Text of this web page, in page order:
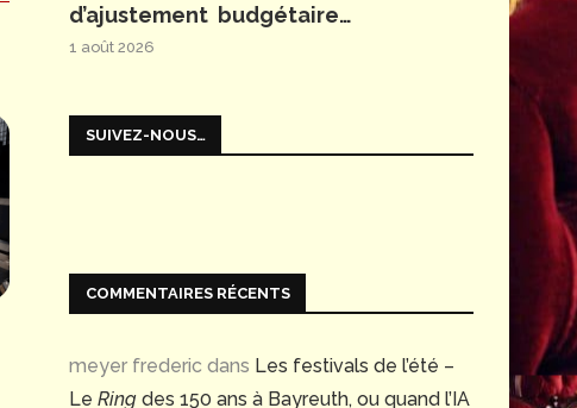
2026Pour en savoir...
13 juillet 2026
OPERAFEST 2026 –
DE TURANDOT &
VARIATIONS
d’ajustement budgétaire…
1 août 2026
SUIVEZ-NOUS…
COMMENTAIRES RÉCENTS
meyer frederic dans Les festivals de l’été –
Le Ring des 150 ans à Bayreuth, ou quand l’IA